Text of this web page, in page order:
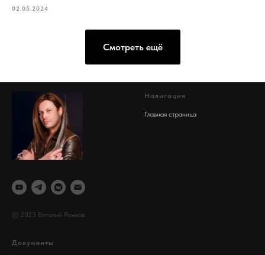
02.05.2024
Смотреть ещё
© 2023 Виталий Рожков
Навигация
Главная страница
Документы